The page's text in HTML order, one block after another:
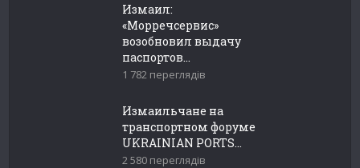
Измаил:
«Морречсервис»
возобновил выдачу
паспортов...
1 782 переглядів
Измаильчане на
транспортном форуме
UKRAINIAN PORTS...
2 580 переглядів